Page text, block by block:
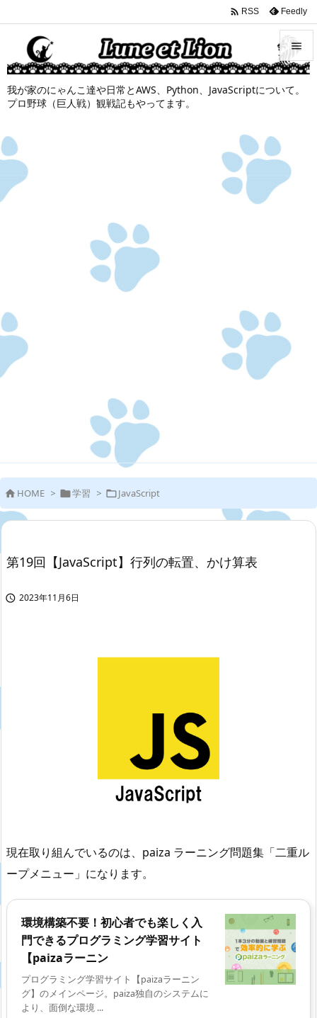
我が家のにゃんこ達や日常とAWS、Python、JavaScriptについて。
プロ野球（巨人戦）観戦記もやってます。


メニュ
前へ
 RSS Feedly
 HOME > 学習 > JavaScript
第19回【JavaScript】行列の転置、かけ算表
 2023年11月6日
現在取り組んでいるのは、paiza ラーニング問題集「二重ル
ープメニュー」になります。
環境構築不要！初心者でも楽しく入
門できるプログラミング学習サイト
【paizaラーニン
プログラミング学習サイト【paizaラーニン
グ】のメインページ。paiza独自のシステムに
より、面倒な環境 ...